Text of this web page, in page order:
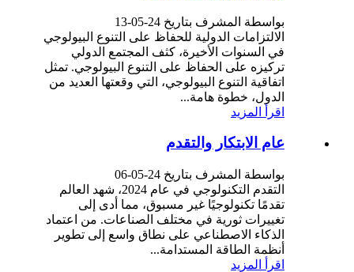
بواسطة المشرف بتاريخ 24-05-13
الالتزامات الدولية للحفاظ على التنوع البيولوجي
في السنوات الأخيرة، كثف المجتمع الدولي
تركيزه على الحفاظ على التنوع البيولوجي. تمثل
اتفاقية التنوع البيولوجي، التي وقعتها العديد من
الدول، خطوة هامة...
اقرأ المزيد
عام الابتكار والتقدم
بواسطة المشرف بتاريخ 24-05-06
التقدم التكنولوجي في عام 2024، شهد العالم
تقدمًا تكنولوجيًا غير مسبوق، مما أدى إلى
تغييرات ثورية في مختلف الصناعات. من اعتماد
الذكاء الاصطناعي على نطاق واسع إلى تطوير
أنظمة الطاقة المستدامة...
اقرأ المزيد